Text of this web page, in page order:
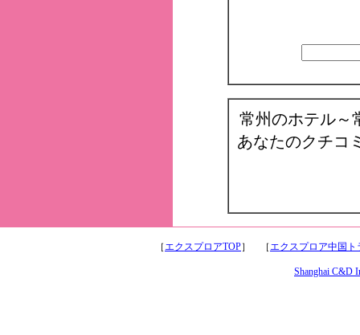
常州のホテル～
あなたのクチコ
［エクスプロアTOP］ ［エクスプロア中国ト
Shanghai C&D